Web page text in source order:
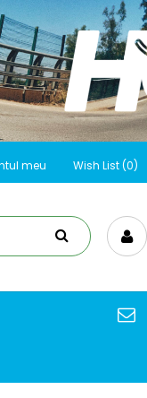
meu Wish List (0)